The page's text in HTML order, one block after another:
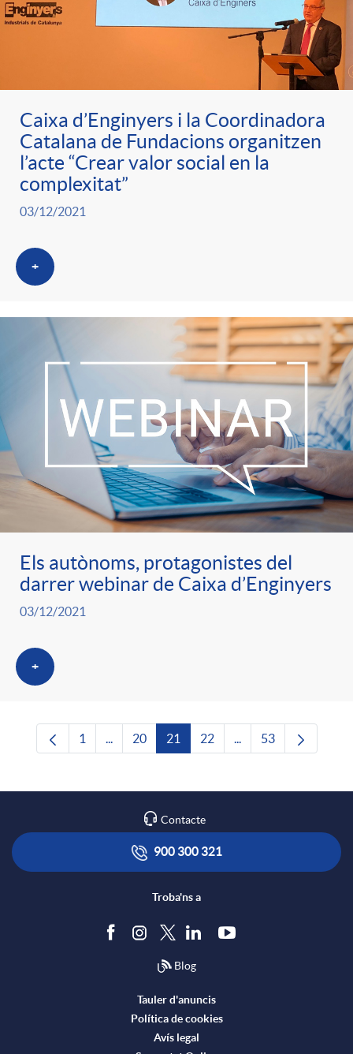
Caixa d’Enginyers i la Coordinadora
Catalana de Fundacions organitzen
l’acte “Crear valor social en la
complexitat”
03/12/2021
+
Els autònoms, protagonistes del
darrer webinar de Caixa d’Enginyers
03/12/2021
+
Pàgina
1 ...Pàgines intermèdies Utilitzeu TAB per
Pàgina
20 Pàgina
21 Pàgina
22 ...Pàgines intermèdies
Pàgina
53
Contacte
900 300 321
Troba'ns a
Blog
Tauler d'anuncis
Política de cookies
Avís legal